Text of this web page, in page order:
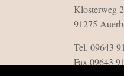
Klosterweg 2
91275
Tel. 09643
Fax 09643